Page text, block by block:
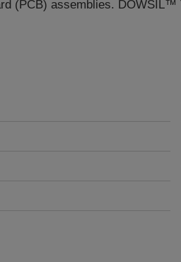
(PCB) assemblies.